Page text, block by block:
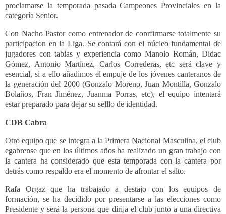
proclamarse la temporada pasada Campeones Provinciales en la
categoría Senior.
Con Nacho Pastor como entrenador de conrfirmarse totalmente su
participacion en la Liga. Se contará con el núcleo fundamental de
jugadores con tablas y experiencia como Manolo Román, Didac
Gómez, Antonio Martínez, Carlos Correderas, etc será clave y
esencial, si a ello añadimos elempuje de los jóvenes canteranos de
la generación del 2000 (Gonzalo Moreno, Juan Montilla, Gonzalo
Bolaños, Fran Jiménez, Juanma Porras, etc), el equipo intentará
estar preparado para dejar su selllo de identidad.
CDB Cabra
Otro equipo que se integra a la Primera Nacional Masculina, el club
egabrense que en los últimos años ha realizado un gran trabajo con
la cantera ha considerado que esta temporada con la cantera por
detrás como respaldo era el momento de afrontar el salto.
Rafa Orgaz que ha trabajado a destajo con los equipos de
formación, se ha decidido por presentarse a las elecciones como
Presidente y será la persona que dirija el club junto a una directiva